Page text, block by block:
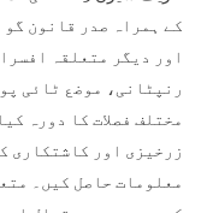
کے ہمراہ صدر قانون
اور دیگر متعلقہ
رنپٹانی، موضع ٹائی
مختلف فصلات کا دورہ
زرخیزی اور کاشتکاری
معلومات حاصل کیں۔